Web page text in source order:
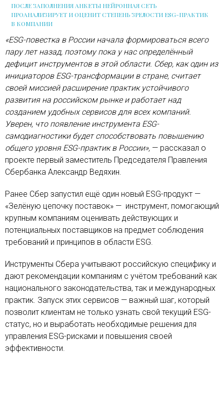
ПОСЛЕ ЗАПОЛНЕНИЯ АНКЕТЫ НЕЙРОННАЯ СЕТЬ
ПРОАНАЛИЗИРУЕТ И ОЦЕНИТ СТЕПЕНЬ ЗРЕЛОСТИ ESG-ПРАКТИК
В КОМПАНИИ
«ESG-повестка в России начала формироваться всего
пару лет назад, поэтому пока у нас определённый
дефицит инструментов в этой области. Сбер, как один из
инициаторов ESG-трансформации в стране, считает
своей миссией расширение практик устойчивого
развития на российском рынке и работает над
созданием удобных сервисов для всех компаний.
Уверен, что появление инструмента ESG-
самодиагностики будет способствовать повышению
общего уровня ESG-практик в России», — рассказал о
проекте первый заместитель Председателя Правления
Сбербанка Александр Ведяхин.
Ранее Сбер запустил ещё один новый ESG-продукт —
«Зелёную цепочку поставок» — инструмент, помогающий
крупным компаниям оценивать действующих и
потенциальных поставщиков на предмет соблюдения
требований и принципов в области ESG.
Инструменты Сбера учитывают российскую специфику и
дают рекомендации компаниям с учётом требований как
национального законодательства, так и международных
практик. Запуск этих сервисов — важный шаг, который
позволит клиентам не только узнать свой текущий ESG-
статус, но и выработать необходимые решения для
управления ESG-рисками и повышения своей
эффективности.